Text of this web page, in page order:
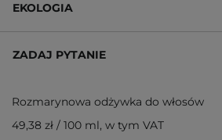
EKOLOGIA
ZADAJ PYTANIE
Rozmarynowa odżywka do włosów
49,38 zł / 100 ml, w tym VAT